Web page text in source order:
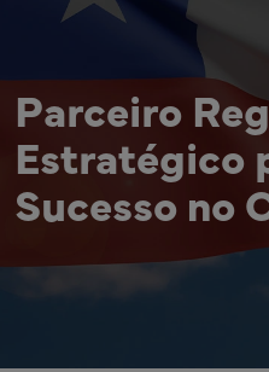
Parceiro
Estratégico
Sucesso no